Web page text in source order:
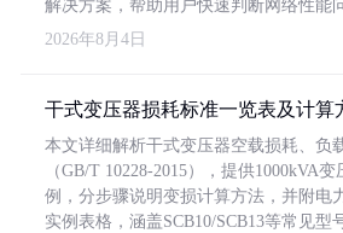
解决方案，帮助用户快速判断网络性能
2026年8月4日
干式变压器损耗标准一览表及计算
本文详细解析干式变压器空载损耗、负
（GB/T 10228-2015），提供1000kVA
例，分步骤说明变损计算方法，并附电
实例表格，涵盖SCB10/SCB13等常见型